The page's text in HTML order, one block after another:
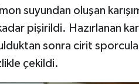
suyundan oluşan
pişirildi. Hazırlanan
sonra cirit
çekildi.